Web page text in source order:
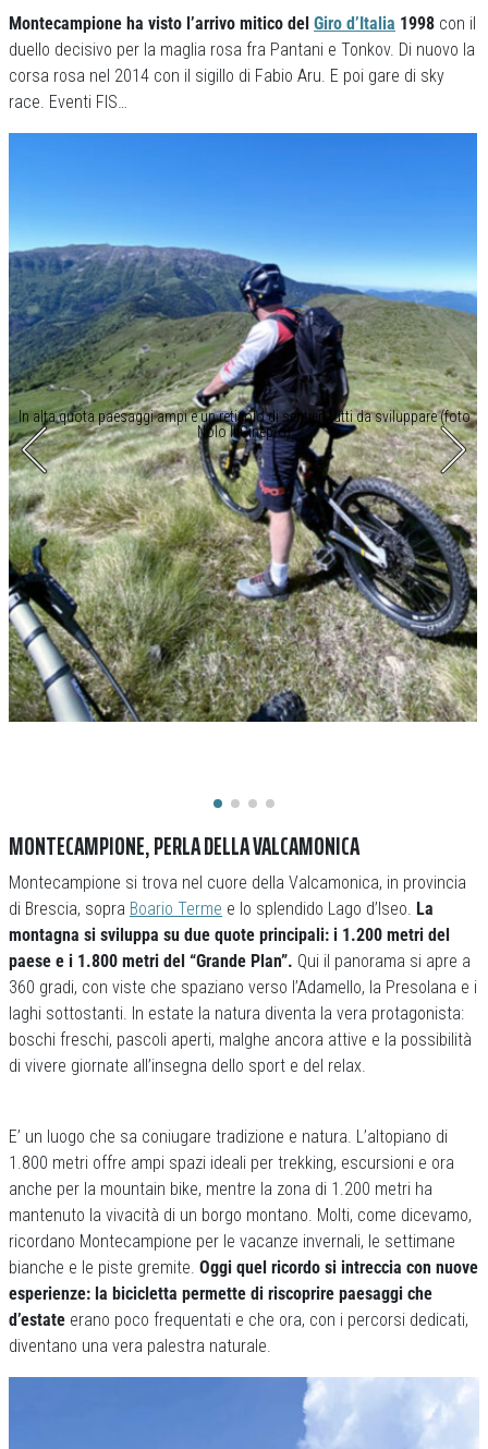
Montecampione ha visto l’arrivo mitico del Giro d’Italia 1998 con il
duello decisivo per la maglia rosa fra Pantani e Tonkov. Di nuovo la
corsa rosa nel 2014 con il sigillo di Fabio Aru. E poi gare di sky
race. Eventi FIS…
In alta quota paesaggi ampi e un reticolo di sentieri tutti da sviluppare (foto
Nolo Il Ginepro)
MONTECAMPIONE, PERLA DELLA VALCAMONICA
Montecampione si trova nel cuore della Valcamonica, in provincia
di Brescia, sopra Boario Terme e lo splendido Lago d’Iseo. La
montagna si sviluppa su due quote principali: i 1.200 metri del
paese e i 1.800 metri del “Grande Plan”. Qui il panorama si apre a
360 gradi, con viste che spaziano verso l’Adamello, la Presolana e i
laghi sottostanti. In estate la natura diventa la vera protagonista:
boschi freschi, pascoli aperti, malghe ancora attive e la possibilità
di vivere giornate all’insegna dello sport e del relax.
E’ un luogo che sa coniugare tradizione e natura. L’altopiano di
1.800 metri offre ampi spazi ideali per trekking, escursioni e ora
anche per la mountain bike, mentre la zona di 1.200 metri ha
mantenuto la vivacità di un borgo montano. Molti, come dicevamo,
ricordano Montecampione per le vacanze invernali, le settimane
bianche e le piste gremite. Oggi quel ricordo si intreccia con nuove
esperienze: la bicicletta permette di riscoprire paesaggi che
d’estate erano poco frequentati e che ora, con i percorsi dedicati,
diventano una vera palestra naturale.